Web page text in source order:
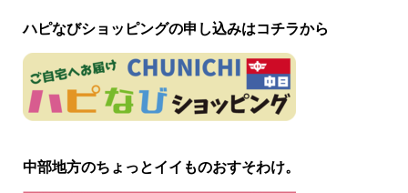
ハピなびショッピングの申し込みはコチラから
中部地方のちょっとイイものおすそわけ。